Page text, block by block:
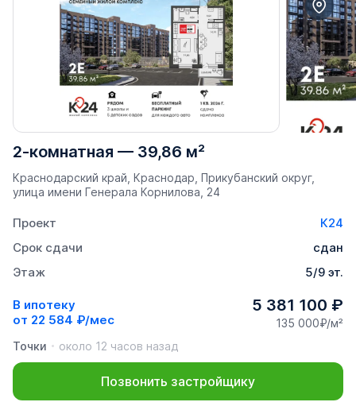
2-комнатная — 39,86 м²
Краснодарский край, Краснодар, Прикубанский округ,
улица имени Генерала Корнилова, 24
Проект
К24
Срок сдачи
сдан
Этаж
5/9 эт.
В ипотеку
от 22 584 ₽/мес
5 381 100 ₽
135 000₽/м²
Точки
около 12 часов назад
Позвонить застройщику